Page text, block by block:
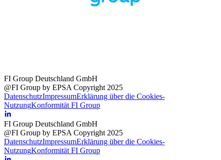
FI Group Deutschland GmbH
@FI Group by EPSA Copyright 2025
DatenschutzImpressumErklärung über die Cookies-
NutzungKonformität FI Group
FI Group Deutschland GmbH
@FI Group by EPSA Copyright 2025
DatenschutzImpressumErklärung über die Cookies-
NutzungKonformität FI Group